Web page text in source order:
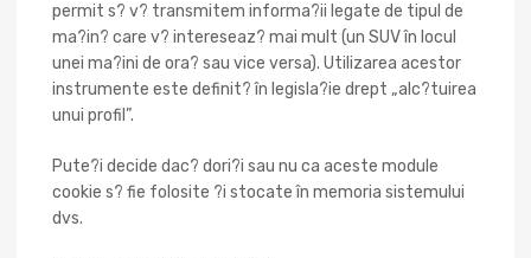
permit s? v? transmitem informa?ii legate de tipul de
ma?in? care v? intereseaz? mai mult (un SUV în locul
unei ma?ini de ora? sau vice versa). Utilizarea acestor
instrumente este definit? în legisla?ie drept „alc?tuirea
unui profil”.
Pute?i decide dac? dori?i sau nu ca aceste module
cookie s? fie folosite ?i stocate în memoria sistemului
dvs.